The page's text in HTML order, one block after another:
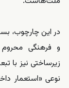
در این چارچوب،
و فرهنگی محروم
زیرساختی نیز با
نوعی «استعمار